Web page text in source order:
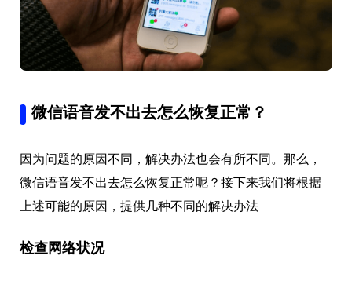
微信语音发不出去怎么恢复正常？
因为问题的原因不同，解决办法也会有所不同。那么，
微信语音发不出去怎么恢复正常呢？接下来我们将根据
上述可能的原因，提供几种不同的解决办法
检查网络状况